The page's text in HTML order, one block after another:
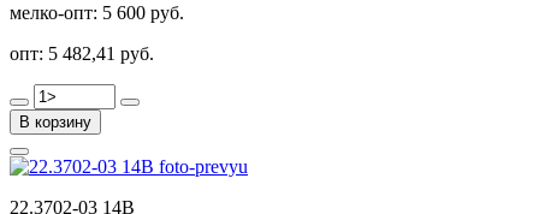
мелко-опт: 5 600 руб.
опт: 5 482,41 руб.
В корзину
22.3702-03 14В